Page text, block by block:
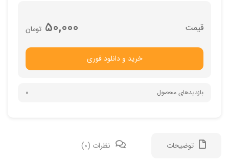
تومان 50,000
خرید و دانلود فوری
بازدیدهای محصول 0
توضیحات نظرات (0)